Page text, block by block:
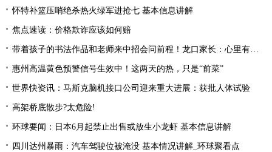
怀特补篮压哨绝杀热火绿军进抢七 基本信息讲解
焦点速读：价格欺诈应该如何赔
带着孩子的书法作品和老师来中招会问前程！龙口家长：心里有底了
惠州高温黄色预警信号生效中！这两天的热，只是“前菜”
世界快资讯：马斯克脑机接口公司迎来重大进展：获批人体试验
高架桥底散步?太危险!
环球要闻：日本6月起禁止出售或放生小龙虾 基本信息讲解
四川达州暴雨：汽车驾驶位被淹没 基本情况讲解_环球聚看点